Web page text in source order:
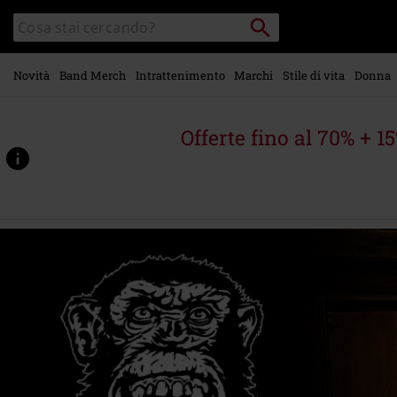
contenuto
principale
Cerca
nel
catalogo
Cerca
Punto
di
ritiro
Novità Band Merch Intrattenimento Marchi Stile di vita Donna
Offerte fino al 70% +